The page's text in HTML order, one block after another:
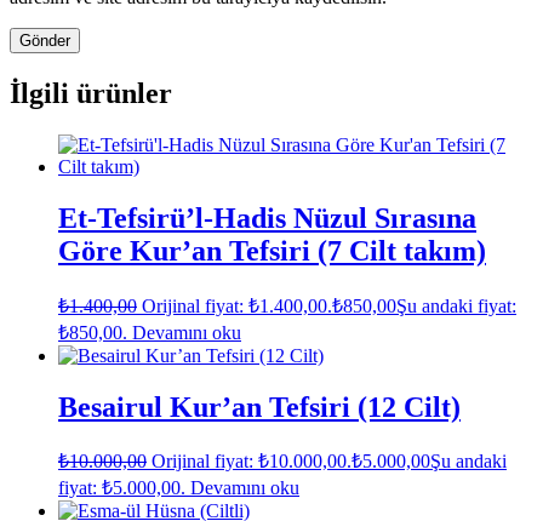
İlgili ürünler
Et-Tefsirü’l-Hadis Nüzul Sırasına
Göre Kur’an Tefsiri (7 Cilt takım)
₺1.400,00 Orijinal fiyat: ₺1.400,00.₺850,00Şu andaki fiyat:
₺850,00. Devamını oku
Besairul Kur’an Tefsiri (12 Cilt)
₺10.000,00 Orijinal fiyat: ₺10.000,00.₺5.000,00Şu andaki
fiyat: ₺5.000,00. Devamını oku